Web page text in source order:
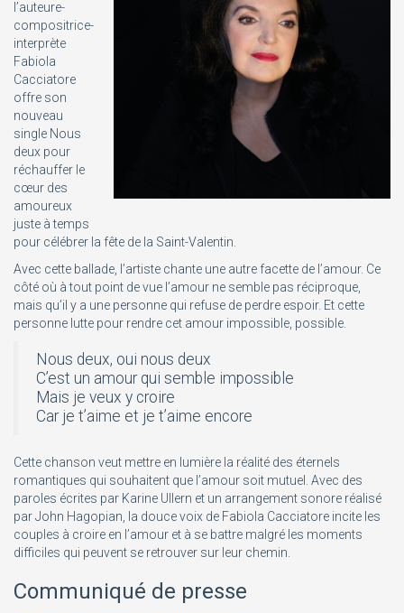
l’auteure-
compositrice-
interprète
Fabiola
Cacciatore
offre son
nouveau
single Nous
deux pour
réchauffer le
cœur des
amoureux
juste à temps
pour célébrer la fête de la Saint-Valentin.
Avec cette ballade, l’artiste chante une autre facette de l’amour. Ce
côté où à tout point de vue l’amour ne semble pas réciproque,
mais qu’il y a une personne qui refuse de perdre espoir. Et cette
personne lutte pour rendre cet amour impossible, possible.
Nous deux, oui nous deux
C’est un amour qui semble impossible
Mais je veux y croire
Car je t’aime et je t’aime encore
Cette chanson veut mettre en lumière la réalité des éternels
romantiques qui souhaitent que l’amour soit mutuel. Avec des
paroles écrites par Karine Ullern et un arrangement sonore réalisé
par John Hagopian, la douce voix de Fabiola Cacciatore incite les
couples à croire en l’amour et à se battre malgré les moments
difficiles qui peuvent se retrouver sur leur chemin.
Communiqué de presse